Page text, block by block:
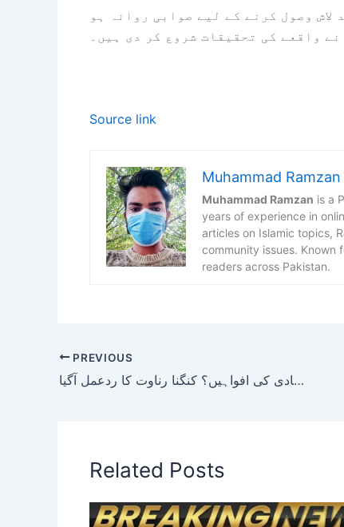
وصول کرنے کے لیے صوابی روانہ ہو
واقعے کی تحقیقات شروع کر دی ہیں۔
Source link
Muhammad Ramzan
Muhammad Ramzan is a
years of experience in
articles on Islamic topics,
community issues. Known
readers across Pakistan.
PREVIOUS
راہول گاندھی کے ساتھ شادی کی افواہیں؟ کنگنا رناوت کا ردعمل آگیا
Related Posts